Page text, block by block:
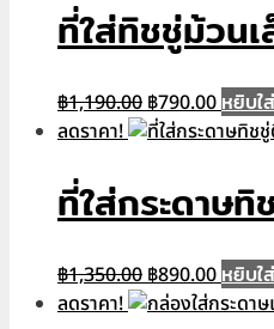
฿1,190.00. ฿
ที่ใส่ทิชชู่ม้วน
฿1,190.00 Original
price
฿790.00
price
฿790.00.
หยิบใ
ลดราคา!
ที่ใส่กระดาษ
฿1,350.00 Original
price
฿890.00
price
หยิบใ
ลดราคา!